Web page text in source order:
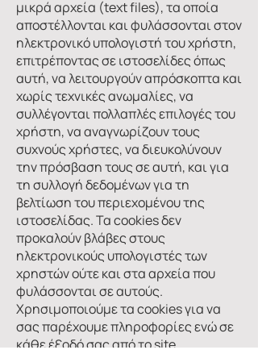
μικρά αρχεία (text files), τα οποία
αποστέλλονται και φυλάσσονται στον
ηλεκτρονικό υπολογιστή του χρήστη,
επιτρέποντας σε ιστοσελίδες όπως
αυτή, να λειτουργούν απρόσκοπτα και
χωρίς τεχνικές ανωμαλίες, να
συλλέγονται πολλαπλές επιλογές του
χρήστη, να αναγνωρίζουν τους
συχνούς χρήστες, να διευκολύνουν
την πρόσβαση τους σε αυτή, και για
τη συλλογή δεδομένων για τη
βελτίωση του περιεχομένου της
ιστοσελίδας. Τα cookies δεν
προκαλούν βλάβες στους
ηλεκτρονικούς υπολογιστές των
χρηστών ούτε και στα αρχεία που
φυλάσσονται σε αυτούς.
Χρησιμοποιούμε τα cookies για να
σας παρέχουμε πληροφορίες ενώ σε
κάθε έξοδό σας από το site